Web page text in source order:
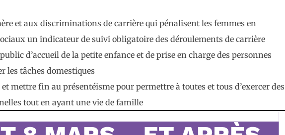
et aux discriminations de carrière qui pénalisent les femmes en
un indicateur de suivi obligatoire des déroulements de carrière
d’accueil de la petite enfance et de prise en charge des personnes
les tâches domestiques
mettre fin au présentéisme pour permettre à toutes et tous d’exercer des
tout en ayant une vie de famille